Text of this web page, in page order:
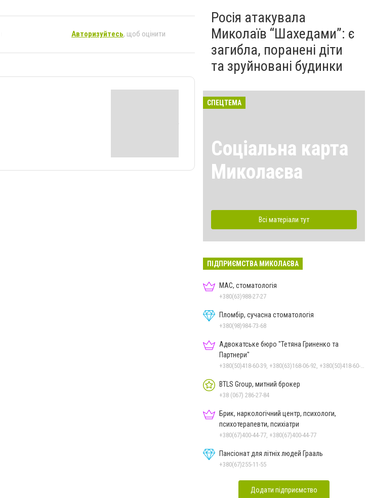
Авторизуйтесь, щоб оцінити
Росія атакувала
Миколаїв “Шахедами”: є
загибла, поранені діти
та зруйновані будинки
СПЕЦТЕМА
Соціальна карта
Миколаєва
Всі матеріали тут
ПІДПРИЄМСТВА МИКОЛАЄВА
МАС, стоматологія
+380(63)988-27-27
Пломбір, сучасна стоматологія
+380(98)984-73-68
Адвокатське бюро "Тетяна Гриненко та
Партнери"
BTLS Group, митний брокер
+38 (067) 286-27-84
Брик, наркологічний центр, психологи,
психотерапевти, психіатри
+380(67)400-44-77, +380(67)400-44-77
Пансіонат для літніх людей Грааль
+380(67)255-11-55
Додати підприємство